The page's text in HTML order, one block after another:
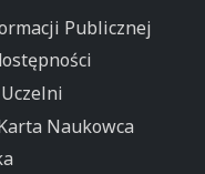
Publicznej
Naukowca